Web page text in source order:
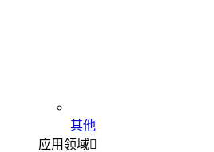
其他
应用领域